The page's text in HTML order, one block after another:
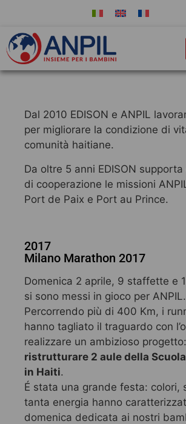
Dal 2010 EDISON e ANPIL
per migliorare la condizione di
comunità haitiane.
Da oltre 5 anni EDISON
di cooperazione le missioni
Port de Paix e Port au Prince.
2017
Milano Marathon 2017
Domenica 2 aprile, 9 staffette e
si sono messi in gioco per ANPIL.
Percorrendo più di 400 Km, i
hanno tagliato il traguardo con
realizzare un ambizioso progetto:
ristrutturare 2 aule della
in Haiti.
É stata una grande festa: colori,
tanta energia hanno
domenica dedicata ai nostri